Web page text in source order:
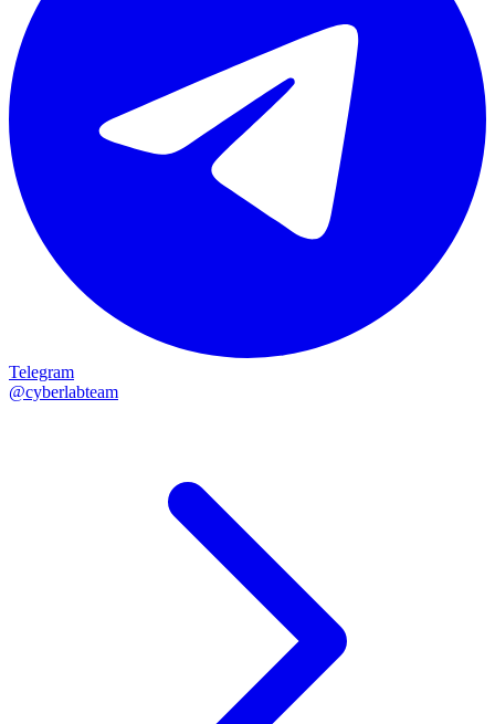
Telegram
@cyberlabteam